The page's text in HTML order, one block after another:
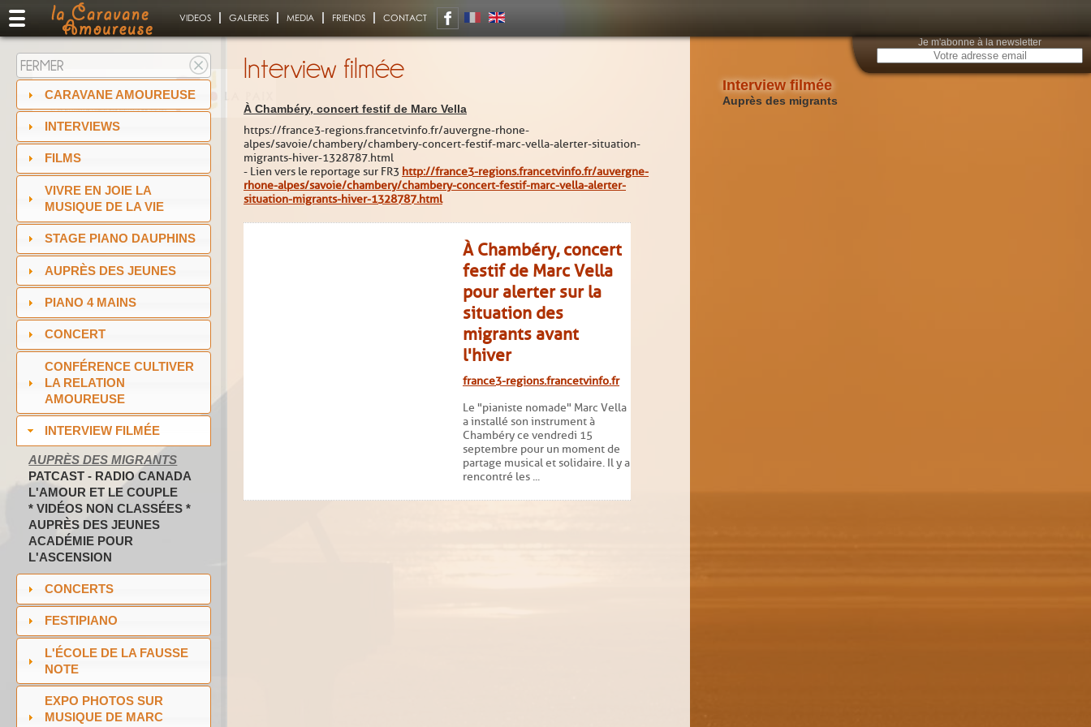
Interview filmée
À Chambéry, concert festif de Marc Vella
https://france3-regions.francetvinfo.fr/auvergne-rhone-
alpes/savoie/chambery/chambery-concert-festif-marc-vella-alerter-situation-
migrants-hiver-1328787.html
- Lien vers le reportage sur FR3 http://france3-regions.francetvinfo.fr/auvergne-
rhone-alpes/savoie/chambery/chambery-concert-festif-marc-vella-alerter-
situation-migrants-hiver-1328787.html
À Chambéry, concert
festif de Marc Vella
pour alerter sur la
situation des
migrants avant
l'hiver
france3-regions.francetvinfo.fr
Le "pianiste nomade" Marc Vella
a installé son instrument à
Chambéry ce vendredi 15
septembre pour un moment de
partage musical et solidaire. Il y a
rencontré les ...
Interview filmée
Auprès des migrants
VIDEOS GALERIES MEDIA FRIENDS CONTACT
FERMER
CARAVANE AMOUREUSE
INTERVIEWS
FILMS
VIVRE EN JOIE LA
MUSIQUE DE LA VIE
STAGE PIANO DAUPHINS
AUPRÈS DES JEUNES
PIANO 4 MAINS
CONCERT
CONFÉRENCE CULTIVER
LA RELATION
AMOUREUSE
INTERVIEW FILMÉE
AUPRÈS DES MIGRANTS
PATCAST - RADIO CANADA
L'AMOUR ET LE COUPLE
* VIDÉOS NON CLASSÉES *
AUPRÈS DES JEUNES
ACADÉMIE POUR
L'ASCENSION
CONCERTS
FESTIPIANO
L'ÉCOLE DE LA FAUSSE
NOTE
EXPO PHOTOS SUR
MUSIQUE DE MARC
Je m'abonne à la newsletter